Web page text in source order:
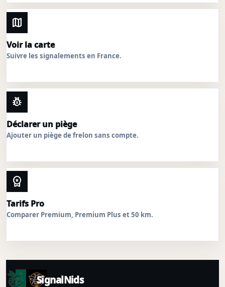
map
Voir la carte
Suivre les signalements en France.
pest_control
Déclarer un piège
Ajouter un piège de frelon sans compte.
workspace_premium
Tarifs Pro
Comparer Premium, Premium Plus et 50 km.
SignalNids